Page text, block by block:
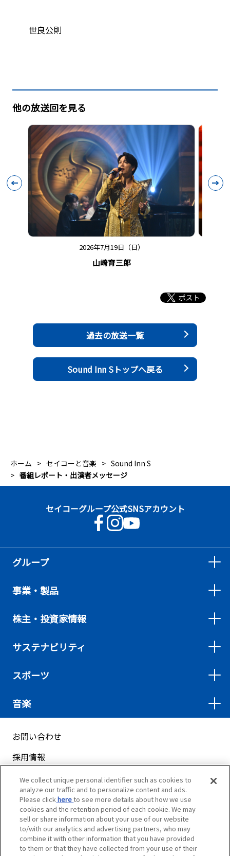
世良公則
他の放送回を見る
2026年7月19日（日）
山崎育三郎
過去の放送一覧
Sound Inn Sトップへ戻る
ホーム セイコーと音楽
Sound Inn S
番組レポート・出演者メッセージ
セイコーグループ公式SNSアカウント
グループ
事業・製品
株主・投資家情報
サステナビリティ
スポーツ
音楽
お問い合わせ
採用情報
サイトマップ
ご利用案内
プライバシーポリシー
クッキーポリシー
We collect unique personal identifier such as cookies to
analyze our traffic and to personalize content and ads.
Please clickhereto see more details about how we use
cookies and the retention period of each cookie. We may
sell or share information about your use of our website
to/with our analytics and advertising partners, who may
combine it with other information that you have provided
to them or that they have collected from your use of their